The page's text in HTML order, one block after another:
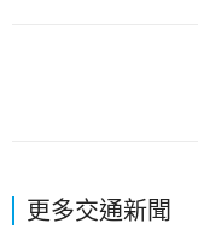
更多交通新聞